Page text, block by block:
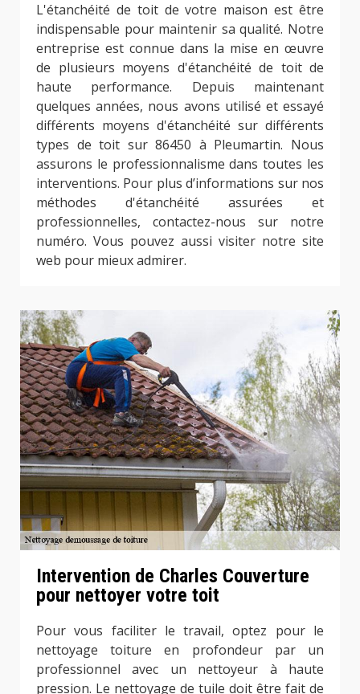
L'étanchéité de toit de votre maison est être
indispensable pour maintenir sa qualité. Notre
entreprise est connue dans la mise en œuvre
de plusieurs moyens d'étanchéité de toit de
haute performance. Depuis maintenant
quelques années, nous avons utilisé et essayé
différents moyens d'étanchéité sur différents
types de toit sur 86450 à Pleumartin. Nous
assurons le professionnalisme dans toutes les
interventions. Pour plus d’informations sur nos
méthodes d'étanchéité assurées et
professionnelles, contactez-nous sur notre
numéro. Vous pouvez aussi visiter notre site
web pour mieux admirer.
Intervention de Charles Couverture
pour nettoyer votre toit
Pour vous faciliter le travail, optez pour le
nettoyage toiture en profondeur par un
professionnel avec un nettoyeur à haute
pression. Le nettoyage de tuile doit être fait de